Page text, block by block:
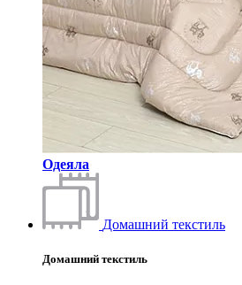
Одеяла
Домашний текстиль
Домашний текстиль